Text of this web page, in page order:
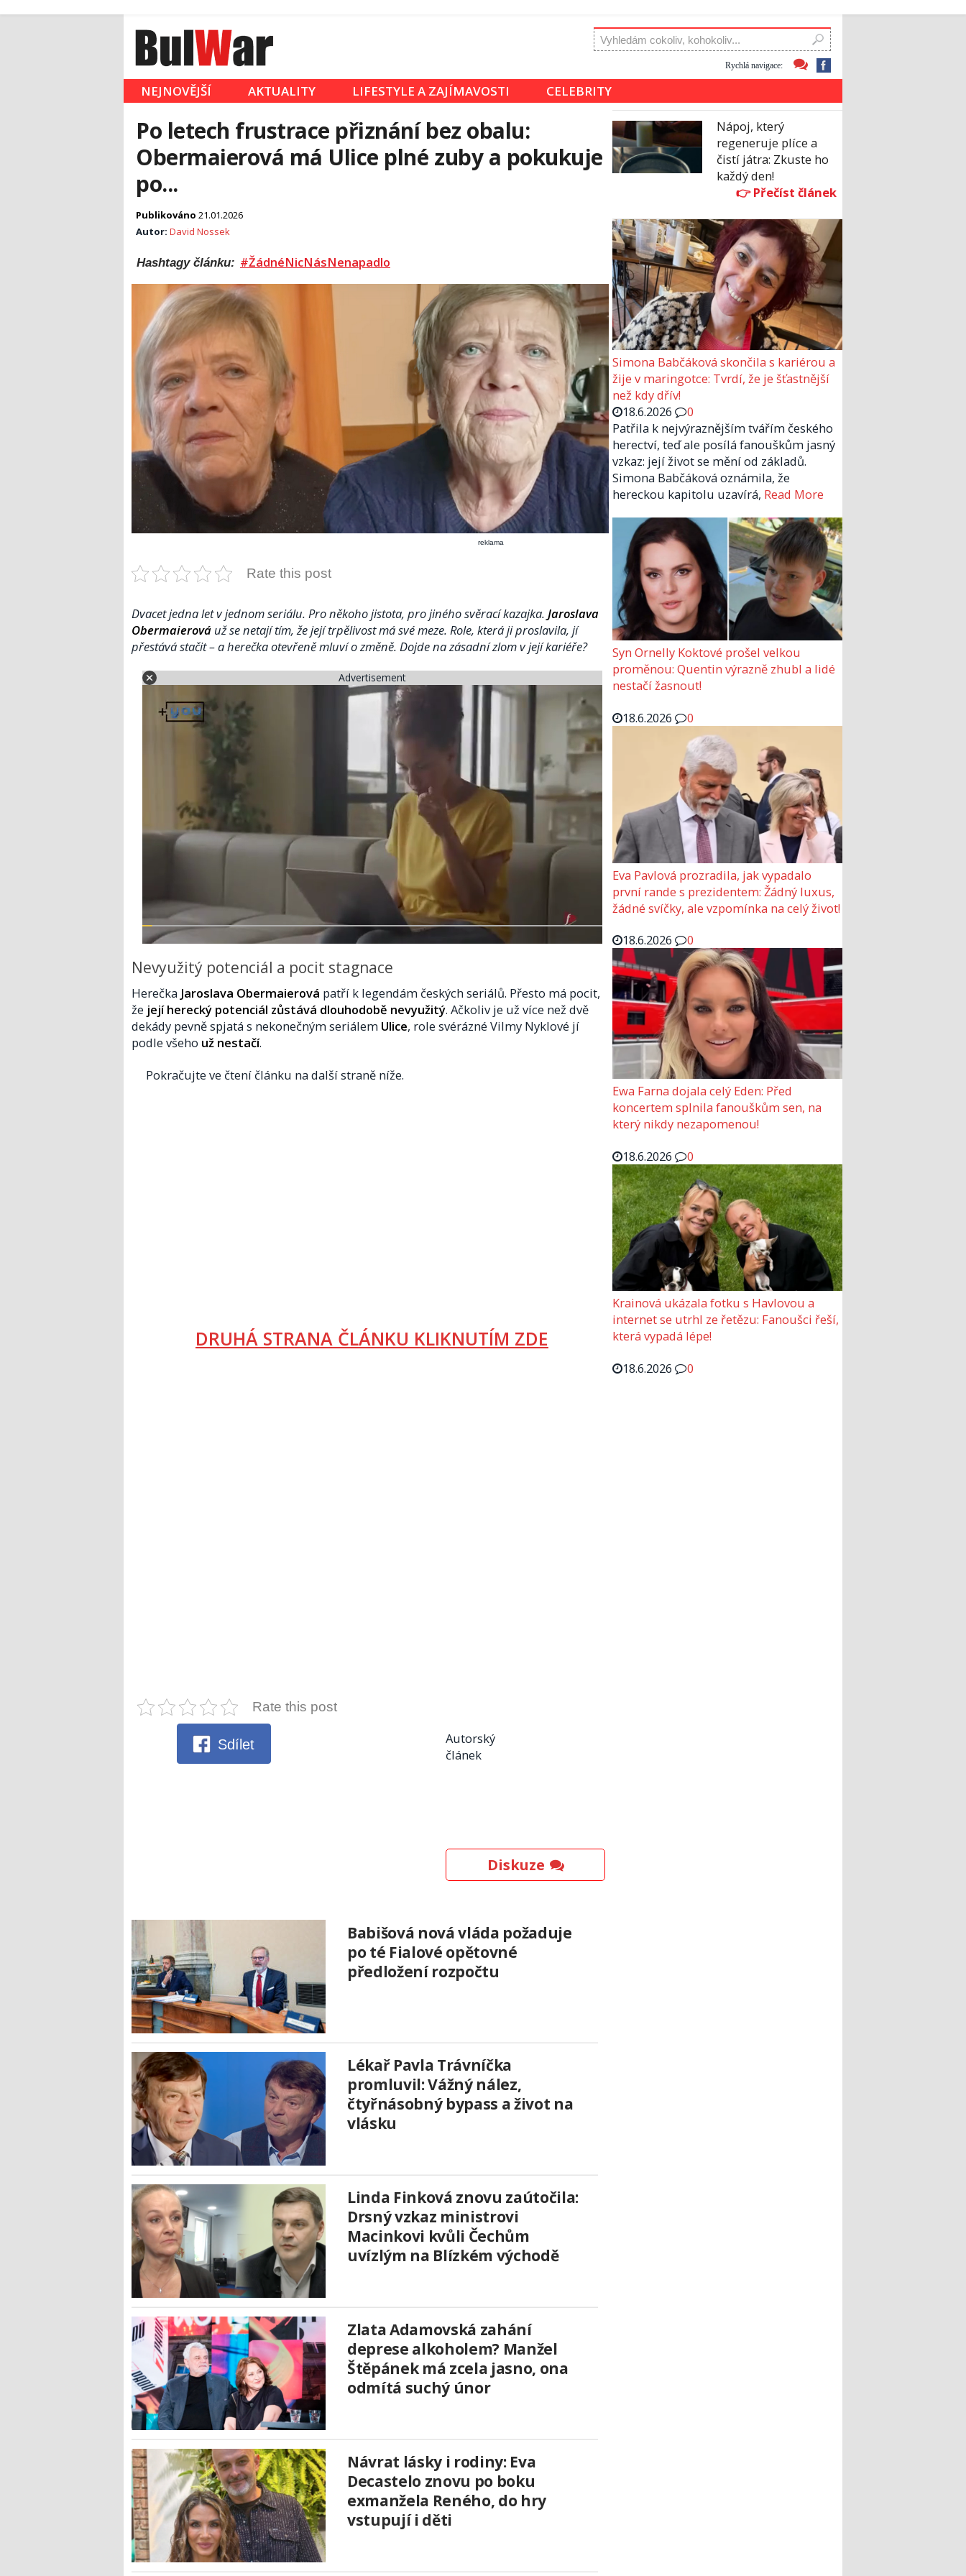
Rychlá navigace:
NEJNOVĚJŠÍ AKTUALITY LIFESTYLE A ZAJÍMAVOSTI CELEBRITY
Po letech frustrace přiznání bez obalu:
Obermaierová má Ulice plné zuby a pokukuje
po...
Publikováno 21.01.2026
Autor: David Nossek
Hashtagy článku: #ŽádnéNicNásNenapadlo
reklama
Rate this post
Dvacet jedna let v jednom seriálu. Pro někoho jistota, pro jiného svěrací kazajka. Jaroslava
Obermaierová už se netají tím, že její trpělivost má své meze. Role, která ji proslavila, jí
přestává stačit – a herečka otevřeně mluví o změně. Dojde na zásadní zlom v její kariéře?
Advertisement
Nevyužitý potenciál a pocit stagnace
Herečka Jaroslava Obermaierová patří k legendám českých seriálů. Přesto má pocit,
že její herecký potenciál zůstává dlouhodobě nevyužitý. Ačkoliv je už více než dvě
dekády pevně spjatá s nekonečným seriálem Ulice, role svérázné Vilmy Nyklové jí
podle všeho už nestačí.
Pokračujte ve čtení článku na další straně níže.
DRUHÁ STRANA ČLÁNKU KLIKNUTÍM ZDE
Rate this post
Sdílet
Autorský
článek
Diskuze
Babišová nová vláda požaduje
po té Fialové opětovné
předložení rozpočtu
Lékař Pavla Trávníčka
promluvil: Vážný nález,
čtyřnásobný bypass a život na
vlásku
Linda Finková znovu zaútočila:
Drsný vzkaz ministrovi
Macinkovi kvůli Čechům
uvízlým na Blízkém východě
Zlata Adamovská zahání
deprese alkoholem? Manžel
Štěpánek má zcela jasno, ona
odmítá suchý únor
Návrat lásky i rodiny: Eva
Decastelo znovu po boku
exmanžela Reného, do hry
vstupují i děti
Nápoj, který
regeneruje plíce a
čistí játra: Zkuste ho
každý den!
Simona Babčáková skončila s kariérou a
žije v maringotce: Tvrdí, že je šťastnější
než kdy dřív!
18.6.2026
0
Patřila k nejvýraznějším tvářím českého
herectví, teď ale posílá fanouškům jasný
vzkaz: její život se mění od základů.
Simona Babčáková oznámila, že
hereckou kapitolu uzavírá, Read More
Syn Ornelly Koktové prošel velkou
proměnou: Quentin výrazně zhubl a lidé
nestačí žasnout!
18.6.2026
0
Eva Pavlová prozradila, jak vypadalo
první rande s prezidentem: Žádný luxus,
žádné svíčky, ale vzpomínka na celý život!
18.6.2026
0
Ewa Farna dojala celý Eden: Před
koncertem splnila fanouškům sen, na
který nikdy nezapomenou!
18.6.2026
0
Krainová ukázala fotku s Havlovou a
internet se utrhl ze řetězu: Fanoušci řeší,
která vypadá lépe!
18.6.2026
0